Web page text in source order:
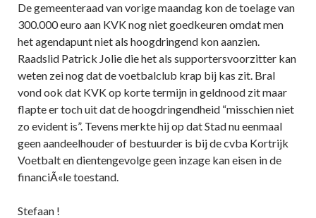
De gemeenteraad van vorige maandag kon de toelage van
300.000 euro aan KVK nog niet goedkeuren omdat men
het agendapunt niet als hoogdringend kon aanzien.
Raadslid Patrick Jolie die het als supportersvoorzitter kan
weten zei nog dat de voetbalclub krap bij kas zit. Bral
vond ook dat KVK op korte termijn in geldnood zit maar
flapte er toch uit dat de hoogdringendheid “misschien niet
zo evident is”. Tevens merkte hij op dat Stad nu eenmaal
geen aandeelhouder of bestuurder is bij de cvba Kortrijk
Voetbalt en dientengevolge geen inzage kan eisen in de
financiÃ«le toestand.
Stefaan !